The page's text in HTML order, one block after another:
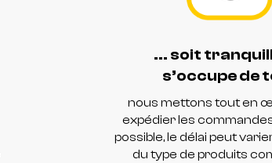
... soit
s’occupe de
nous mettons tout en
expédier les
possible, le délai peut
du type de produits